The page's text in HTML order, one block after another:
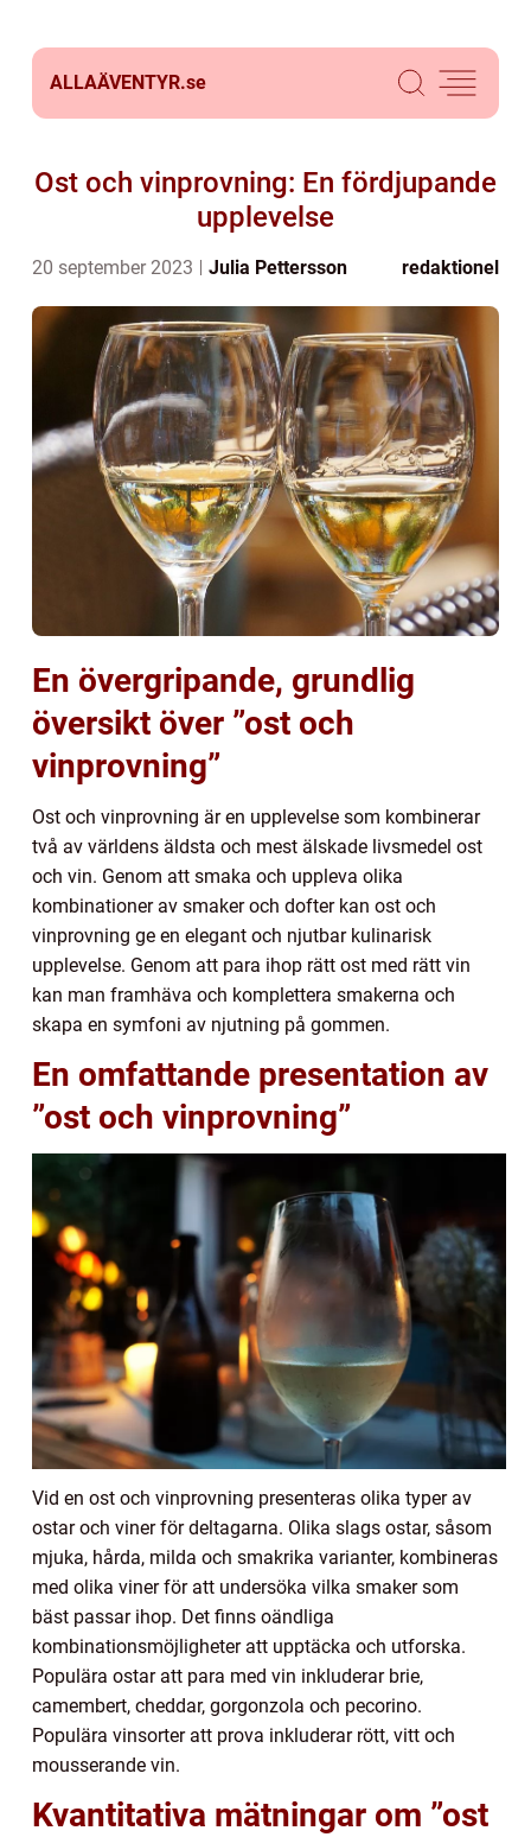
ALLAÄVENTYR.se
Ost och vinprovning: En fördjupande
upplevelse
20 september 2023 Julia Pettersson redaktionel
En övergripande, grundlig
översikt över ”ost och
vinprovning”
Ost och vinprovning är en upplevelse som kombinerar
två av världens äldsta och mest älskade livsmedel ost
och vin. Genom att smaka och uppleva olika
kombinationer av smaker och dofter kan ost och
vinprovning ge en elegant och njutbar kulinarisk
upplevelse. Genom att para ihop rätt ost med rätt vin
kan man framhäva och komplettera smakerna och
skapa en symfoni av njutning på gommen.
En omfattande presentation av
”ost och vinprovning”
Vid en ost och vinprovning presenteras olika typer av
ostar och viner för deltagarna. Olika slags ostar, såsom
mjuka, hårda, milda och smakrika varianter, kombineras
med olika viner för att undersöka vilka smaker som
bäst passar ihop. Det finns oändliga
kombinationsmöjligheter att upptäcka och utforska.
Populära ostar att para med vin inkluderar brie,
camembert, cheddar, gorgonzola och pecorino.
Populära vinsorter att prova inkluderar rött, vitt och
mousserande vin.
Kvantitativa mätningar om ”ost